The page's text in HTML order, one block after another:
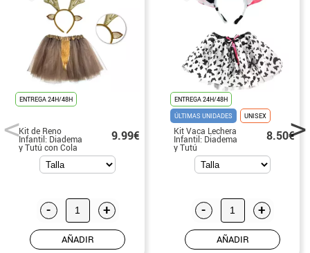
ENTREGA 24H/48H
Kit de Reno
Infantil: Diadema
y Tutú con Cola
9.99€
- +
AÑADIR
ENTREGA 24H/48H
ÚLTIMAS UNIDADES
UNISEX
Kit Vaca Lechera
Infantil: Diadema
y Tutú
8.50€
- +
AÑADIR